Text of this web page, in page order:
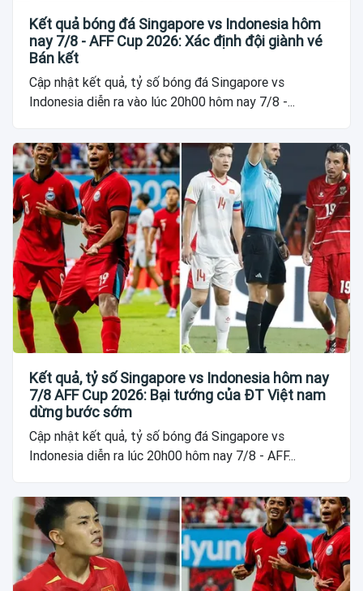
Kết quả bóng đá Singapore vs Indonesia hôm
nay 7/8 - AFF Cup 2026: Xác định đội giành vé
Bán kết
Cập nhật kết quả, tỷ số bóng đá Singapore vs
Indonesia diễn ra vào lúc 20h00 hôm nay 7/8 -...
Kết quả, tỷ số Singapore vs Indonesia hôm nay
7/8 AFF Cup 2026: Bại tướng của ĐT Việt nam
dừng bước sớm
Cập nhật kết quả, tỷ số bóng đá Singapore vs
Indonesia diễn ra lúc 20h00 hôm nay 7/8 - AFF...